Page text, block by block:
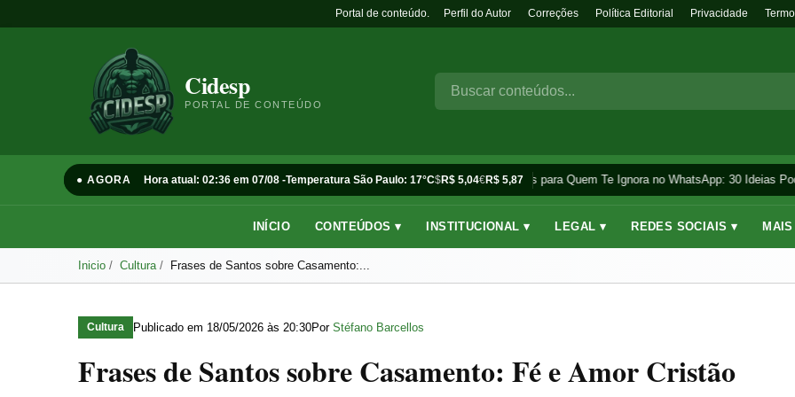
Portal de conteúdo. Perfil do Autor Correções Política Editorial Privacidade
Cidesp
PORTAL DE CONTEÚDO
● AGORA Hora atual: 02:36 em 07/08 -Temperatura São Paulo: 17°C$R$ 5,04€R$ 5,87
Frases para Quem Te Ignora no WhatsApp: 30 Ideias
INÍCIO CONTEÚDOS ▾ INSTITUCIONAL ▾ LEGAL ▾ REDES SOCIAIS ▾
Inicio Cultura Frases de Santos sobre Casamento:...
Cultura Publicado em 18/05/2026 às 20:30Por Stéfano Barcellos
Frases de Santos sobre Casamento: Fé e Amor Cristão